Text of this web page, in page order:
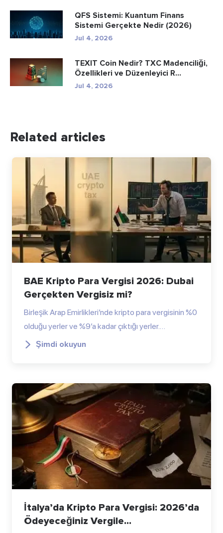
QFS Sistemi: Kuantum Finans
Sistemi Gerçekte Nedir (2026)
Jul 4, 2026
TEXIT Coin Nedir? TXC Madenciliği,
Özellikleri ve Düzenleyici R...
Jul 4, 2026
Related articles
BAE Kripto Para Vergisi 2026: Dubai
Gerçekten Vergisiz mi?
Birleşik Arap Emirlikleri’nde kripto para vergisinin %0
olduğu yerler ve %9’a kadar çıktığı yerler.…
Şimdi okuyun
İtalya’da Kripto Para Vergisi: 2026’da
Ödeyeceğiniz Vergile...